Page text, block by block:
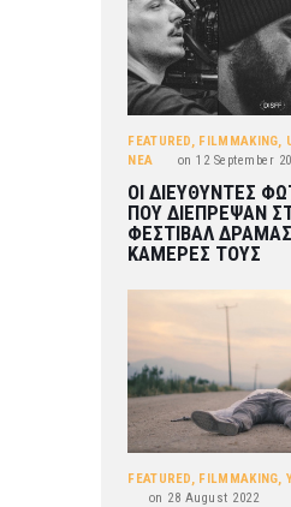
FEATURED, FILMMAKING,
ΝΕΑ
on 12 September
ΟΙ ΔΙΕΥΘΥΝΤΕΣ
ΠΟΥ ΔΙΕΠΡΕΨΑΝ
ΦΕΣΤΙΒΑΛ ΔΡΑΜΑΣ
ΚΑΜΕΡΕΣ ΤΟΥΣ
FEATURED FILMMAKING ,
on 28 August 2022